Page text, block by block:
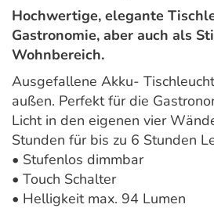
Hochwertige, elegante
Gastronomie, aber auch als
Wohnbereich.
Ausgefallene Akku-
außen. Perfekt für die
Licht in den eigenen vier
Stunden für bis zu 6 Stunden
• Stufenlos dimmbar
• Touch Schalter
• Helligkeit max. 94 Lumen